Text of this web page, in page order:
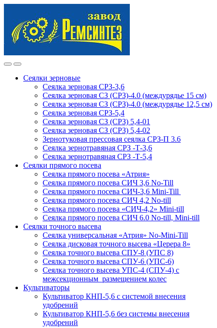
navigation
content
Сеялки зерновые
Сеялка зерновая СРЗ-3,6
Сеялка зерновая СЗ (СРЗ)-4.0 (междурядье 15 см)
Сеялка зерновая СЗ (СРЗ)-4.0 (междурядье 12,5 см)
Сеялка зерновая СРЗ-5,4
Сеялка зерновая СЗ (СРЗ) 5,4-01
Сеялка зерновая СЗ (СРЗ) 5,4-02
Зернотуковая прессовая сеялка СРЗ-П 3.6
Сеялка зернотравяная СРЗ -Т-3,6
Сеялка зернотравяная СРЗ -Т-5,4
Сеялки прямого посева
Сеялка прямого посева «Атрия»
Сеялка прямого посева СИЧ 3,6 No-Till
Сеялка прямого посева СИЧ-3,6 Mini-Till
Сеялка прямого посева СИЧ 4,2 No-till
Сеялка прямого посева «СИЧ-4,2» Mini-till
Сеялка прямого посева СИЧ 6.0 No-till, Mini-till
Сеялки точного высева
Сеялка универсальная «Атрия» No-Mini-Till
Сеялка дисковая точного высева «Церера 8»
Сеялка точного высева СПУ-8 (УПС 8)
Сеялка точного высева СПУ-6 (УПС-6)
Сеялка точного высева УПС-4 (СПУ-4) с
межсекционным размещением колес
Культиваторы
Культиватор КНП-5,6 с системой внесения
удобрений
Культиватор КНП-5,6 без системы внесения
удобрений